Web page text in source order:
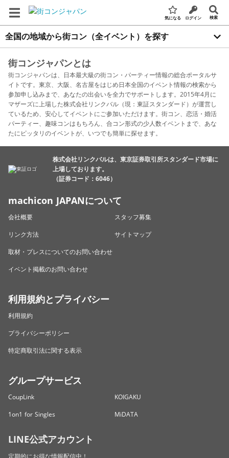
気になる ログイン 検索
全国の地域から街コン（全イベント）を探す
街コンジャパンとは
街コンジャパンは、日本最大級の街コン・パーティー情報の総合ポータルサ
イトです。東京、大阪、名古屋をはじめ日本全国のイベント情報の検索から
参加申し込みまで、あなたの出会いを全力でサポートします。2015年4月に
マザーズに上場した株式会社リンクバル（現：東証スタンダード）が運営し
ているため、安心してイベントにご参加いただけます。街コン、恋活・婚活
パーティー、趣味コンはもちろん、合コン形式の少人数イベントまで、あな
たにピッタリのイベントが、いつでも簡単に探せます。
株式会社リンクバルは、東京証券取引所スタンダード市場に
上場しております。
（証券コード：6046）
machicon JAPANについて
会社概要
スタッフ募集
リンク方法
サイトマップ
取材・プレスについてのお問い合わせ
イベント掲載のお問い合わせ
利用規約とプライバシー
利用規約
プライバシーポリシー
特定商取引法に関する表示
グループサービス
CoupLink
KOIGAKU
1on1 for Singles
MiDATA
LINE公式アカウント
定期的にお得な情報配信中！